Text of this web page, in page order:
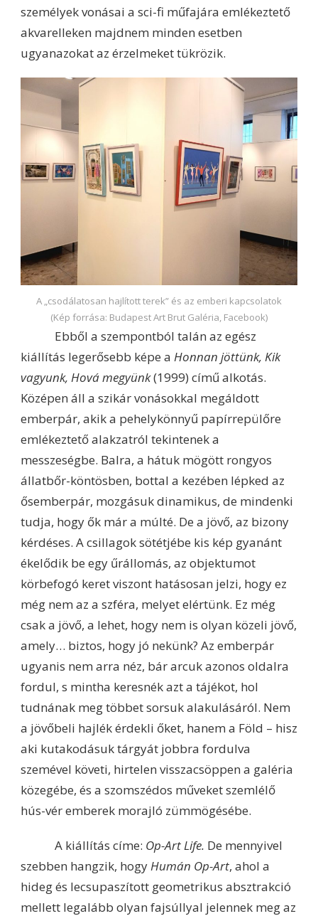
személyek vonásai a sci-fi műfajára emlékeztető
akvarelleken majdnem minden esetben
ugyanazokat az érzelmeket tükrözik.
A „csodálatosan hajlított terek” és az emberi kapcsolatok
(Kép forrása: Budapest Art Brut Galéria, Facebook)
Ebből a szempontból talán az egész
kiállítás legerősebb képe a Honnan jöttünk, Kik
vagyunk, Hová megyünk(1999) című alkotás.
Középen áll a szikár vonásokkal megáldott
emberpár, akik a pehelykönnyű papírrepülőre
emlékeztető alakzatról tekintenek a
messzeségbe. Balra, a hátuk mögött rongyos
állatbőr-köntösben, bottal a kezében lépked az
ősemberpár, mozgásuk dinamikus, de mindenki
tudja, hogy ők már a múlté. De a jövő, az bizony
kérdéses. A csillagok sötétjébe kis kép gyanánt
ékelődik be egy űrállomás, az objektumot
körbefogó keret viszont hatásosan jelzi, hogy ez
még nem az a szféra, melyet elértünk. Ez még
csak a jövő, a lehet, hogy nem is olyan közeli jövő,
amely… biztos, hogy jó nekünk? Az emberpár
ugyanis nem arra néz, bár arcuk azonos oldalra
fordul, s mintha keresnék azt a tájékot, hol
tudnának meg többet sorsuk alakulásáról. Nem
a jövőbeli hajlék érdekli őket, hanem a Föld – hisz
aki kutakodásuk tárgyát jobbra fordulva
szemével követi, hirtelen visszacsöppen a galéria
közegébe, és a szomszédos műveket szemlélő
hús-vér emberek morajló zümmögésébe.
A kiállítás címe: Op-Art Life. De mennyivel
szebben hangzik, hogyHumán Op-Art, ahol a
hideg és lecsupaszított geometrikus absztrakció
mellett legalább olyan fajsúllyal jelennek meg az